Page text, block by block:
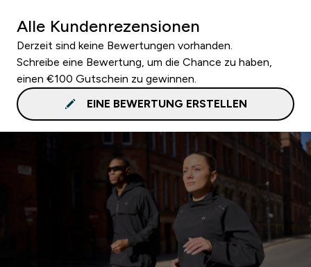
Alle Kundenrezensionen
Derzeit sind keine Bewertungen vorhanden.
Schreibe eine Bewertung, um die Chance zu haben,
einen €100 Gutschein zu gewinnen.
EINE BEWERTUNG ERSTELLEN